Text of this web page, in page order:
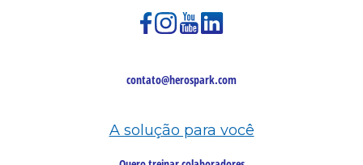
contato@herospark.com
A solução para você